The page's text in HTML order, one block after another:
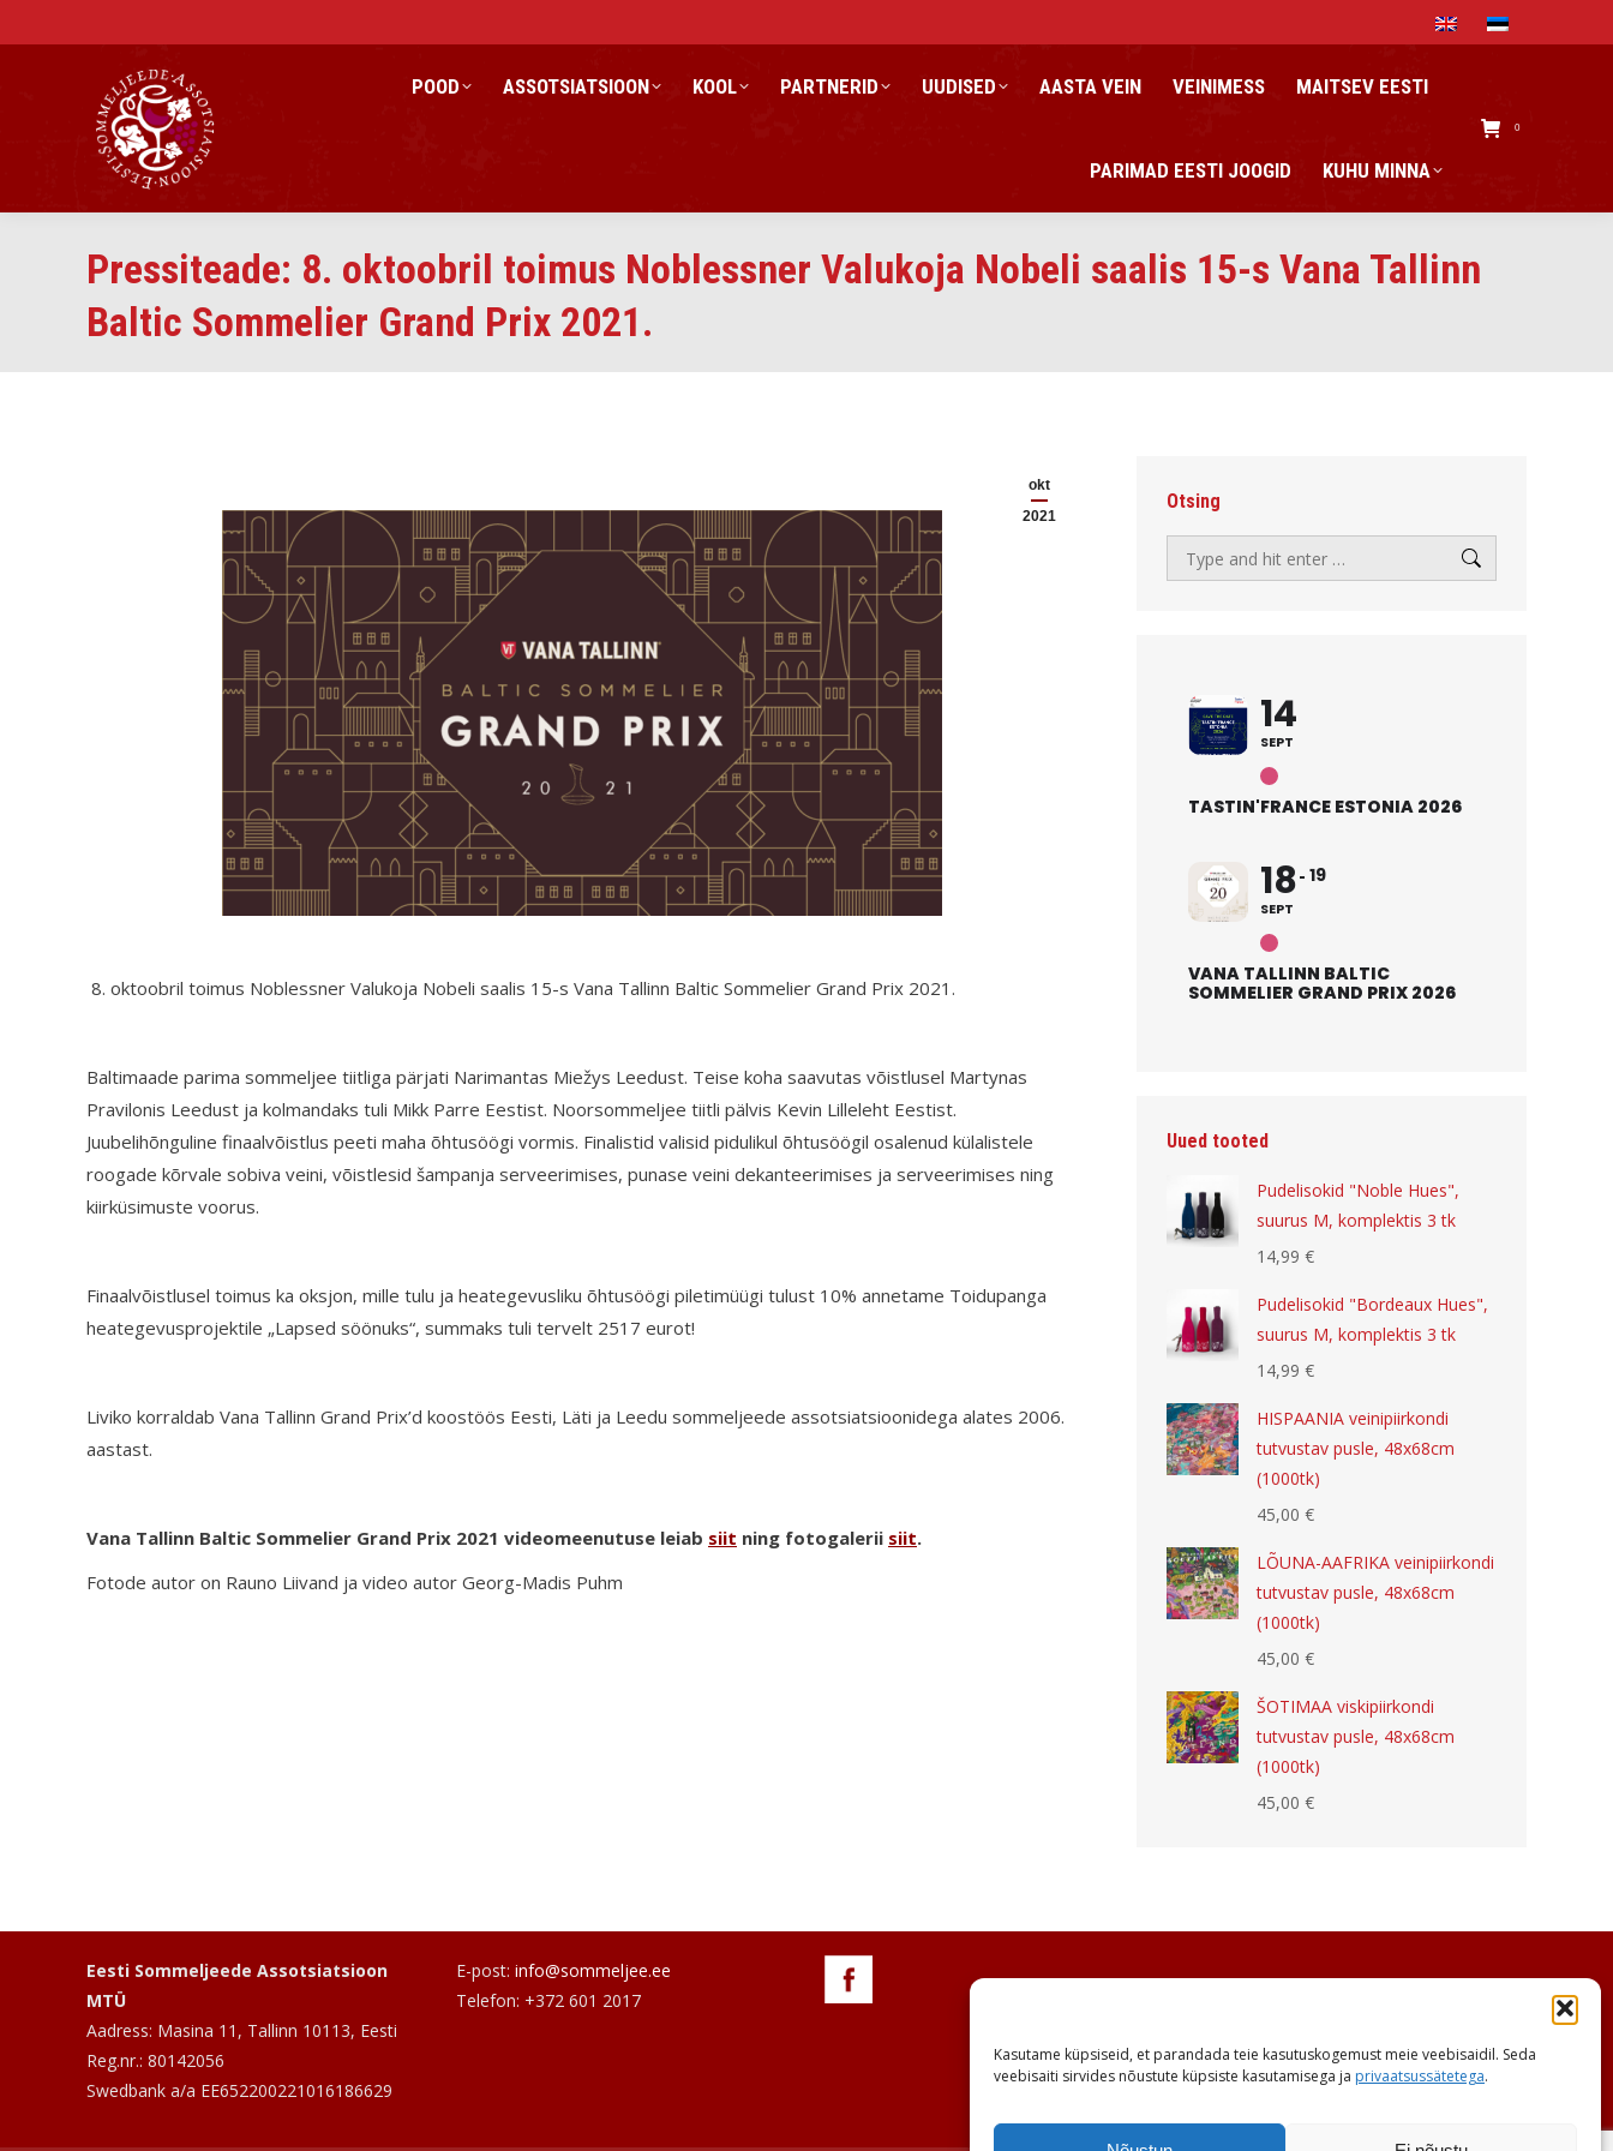
Kasutame küpsiseid, et parandada teie kasutuskogemust meie veebisaidil. Seda
veebisaiti sirvides nõustute küpsiste kasutamisega ja privaatsussätetega.
POOD ASSOTSIATSIOON KOOL PARTNERID UUDISED AASTA VEIN VEINIMESS MAITSEV EESTI
PARIMAD EESTI JOOGID KUHU MINNA
0
Pressiteade: 8. oktoobril toimus Noblessner Valukoja Nobeli saalis 15-s Vana Tallinn
Baltic Sommelier Grand Prix 2021.
okt
2021
oktoobril toimus Noblessner Valukoja Nobeli saalis 15-s Vana Tallinn Baltic Sommelier Grand Prix 2021.
Baltimaade parima sommeljee tiitliga pärjati Narimantas Miežys Leedust. Teise koha saavutas võistlusel Martynas
Pravilonis Leedust ja kolmandaks tuli Mikk Parre Eestist. Noorsommeljee tiitli pälvis Kevin Lilleleht Eestist.
Juubelihõnguline finaalvõistlus peeti maha õhtusöögi vormis. Finalistid valisid pidulikul õhtusöögil osalenud külalistele
roogade kõrvale sobiva veini, võistlesid šampanja serveerimises, punase veini dekanteerimises ja serveerimises ning
kiirküsimuste voorus.
Finaalvõistlusel toimus ka oksjon, mille tulu ja heategevusliku õhtusöögi piletimüügi tulust 10% annetame Toidupanga
heategevusprojektile „Lapsed söönuks“, summaks tuli tervelt 2517 eurot!
Liviko korraldab Vana Tallinn Grand Prix’d koostöös Eesti, Läti ja Leedu sommeljeede assotsiatsioonidega alates 2006.
aastast.
Vana Tallinn Baltic Sommelier Grand Prix 2021 videomeenutuse leiab siit ning fotogalerii siit.
Fotode autor on Rauno Liivand ja video autor Georg-Madis Puhm
Otsing
Search:
14
SEPT
TASTIN'FRANCE ESTONIA 2026
18
SEPT
19
VANA TALLINN BALTIC
SOMMELIER GRAND PRIX 2026
Uued tooted
Pudelisokid "Noble Hues",
suurus M, komplektis 3 tk
14,99 €
Pudelisokid "Bordeaux Hues",
suurus M, komplektis 3 tk
14,99 €
HISPAANIA veinipiirkondi
tutvustav pusle, 48x68cm
(1000tk)
45,00 €
LÕUNA-AAFRIKA veinipiirkondi
tutvustav pusle, 48x68cm
(1000tk)
45,00 €
ŠOTIMAA viskipiirkondi
tutvustav pusle, 48x68cm
(1000tk)
45,00 €
Eesti Sommeljeede Assotsiatsioon
MTÜ
Aadress: Masina 11, Tallinn 10113, Eesti
Reg.nr.: 80142056
Swedbank a/a EE652200221016186629
E-post: info@sommeljee.ee
Telefon: +372 601 2017